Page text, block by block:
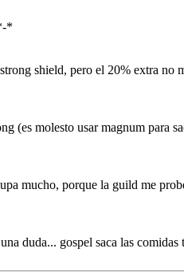
*
shield, pero el 20% extra no
(es molesto usar magnum para
mucho, porque la guild me
duda... gospel saca las comidas